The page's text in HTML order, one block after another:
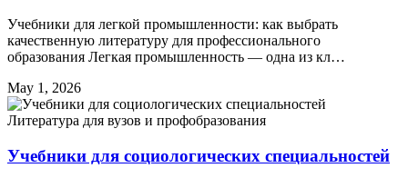
Учебники для легкой промышленности: как выбрать
качественную литературу для профессионального
образования Легкая промышленность — одна из кл…
May 1, 2026
Литература для вузов и профобразования
Учебники для социологических специальностей